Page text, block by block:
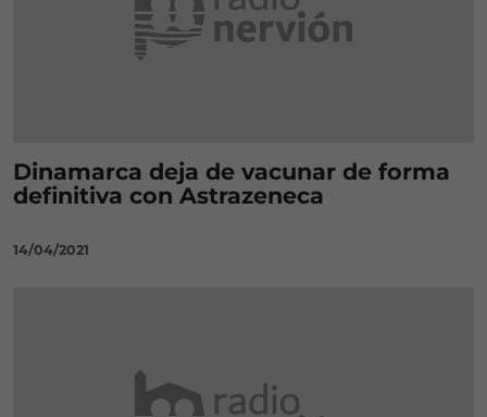
Dinamarca deja de vacunar de forma
definitiva con Astrazeneca
14/04/2021